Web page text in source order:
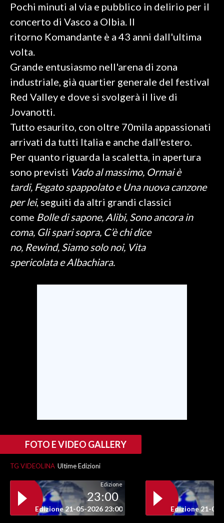
RISULTATI E CLASSIFICHE
CALCIO
CALCIO REGIONALE
BASKET
VOLLEY
MOTORI
TENNIS
ALTRI SPORT
CULTURA
GOSSIP
SARDEGNA TURISMO
SARDI NEL MONDO
ANNUNCI
NECROLOGI
SPIAGGE
STORE
Pochi minuti al via e pubblico in delirio per il
concerto di Vasco a Olbia. Il
ritorno Komandante è a 43 anni dall'ultima
volta.
Grande entusiasmo nell'arena di zona
industriale, già quartier generale del festival
Red Valley e dove si svolgerà il live di
Jovanotti.
Tutto esaurito, con oltre 70mila appassionati
arrivati da tutti Italia e anche dall'estero.
Per quanto riguarda la scaletta, in apertura
sono previsti Vado al massimo, Ormai è
tardi, Fegato spappolato e Una nuova canzone
per lei, seguiti da altri grandi classici
come Bolle di sapone, Alibi, Sono ancora in
coma, Gli spari sopra, C’è chi dice
no, Rewind, Siamo solo noi, Vita
spericolata e Albachiara.
FOTO E VIDEO GALLERY
TG VIDEOLINA Ultime Edizioni
Edizione
23:00
Edizione 21-05-2026 23:00 Edizione 21-05-